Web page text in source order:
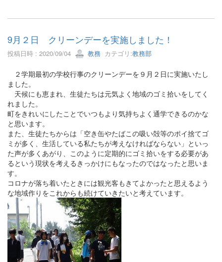
9月２日 クリーンデーを実施しました！
投稿日時 : 2020/09/04 教務 カテゴリ:教務部
２学期最初の学校行事のクリーンデーを９月２日に実施いたし
ました。
天候にも恵まれ、生徒たちは元気よく地域のゴミ拾いをしてく
れました。
町をきれいにしたことでいつもより気持ちよく通学できるのかな
と思います。
また、生徒たちからは「空き缶やたばこの吸い殻等のポイ捨てゴ
ミが多く、生活している私たちが考えなければならない」といっ
た声が多くあがり、このように定期的にゴミ拾いをする必要があ
るという現状を考えるきっかけにもなったのではなったと思いま
す。
コロナが落ち着いたときには観光客もきてよかったと思えるよう
な地域作りをこれからも続けていきたいと考えています。